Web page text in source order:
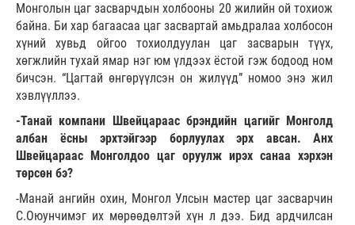
Монголын цаг засварчдын холбооны 20 жилийн ой тохиож
байна. Би хар багаасаа цаг засвартай амьдралаа холбосон
хүний хувьд ойгоо тохиолдуулан цаг засварын түүх,
хөгжлийн тухай ямар нэг юм үлдээх ёстой гэж бодоод ном
бичсэн. “Цагтай өнгөрүүлсэн он жилүүд” номоо энэ жил
хэвлүүллээ.
-Танай компани Швейцараас брэндийн цагийг Монголд
албан ёсны эрхтэйгээр борлуулах эрх авсан. Анх
Швейцараас Монголдоо цаг оруулж ирэх санаа хэрхэн
төрсөн бэ?
-Манай ангийн охин, Монгол Улсын мастер цаг засварчин
С.Оюунчимэг их мөрөөдөлтэй хүн л дээ. Бид ардчилсан